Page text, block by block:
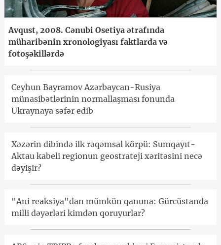
Avqust, 2008. Cənubi Osetiya ətrafında
müharibənin xronologiyası faktlarda və
fotoşəkillərdə
Ceyhun Bayramov Azərbaycan-Rusiya
münasibətlərinin normallaşması fonunda
Ukraynaya səfər edib
Xəzərin dibində ilk rəqəmsal körpü: Sumqayıt-
Aktau kabeli regionun geostrateji xəritəsini necə
dəyişir?
"Ani reaksiya"dan mümkün qanuna: Gürcüstanda
milli dəyərləri kimdən qoruyurlar?